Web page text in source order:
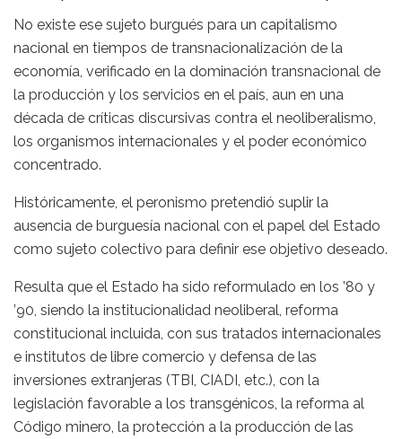
No existe ese sujeto burgués para un capitalismo
nacional en tiempos de transnacionalización de la
economía, verificado en la dominación transnacional de
la producción y los servicios en el país, aun en una
década de críticas discursivas contra el neoliberalismo,
los organismos internacionales y el poder económico
concentrado.
Históricamente, el peronismo pretendió suplir la
ausencia de burguesía nacional con el papel del Estado
como sujeto colectivo para definir ese objetivo deseado.
Resulta que el Estado ha sido reformulado en los ’80 y
’90, siendo la institucionalidad neoliberal, reforma
constitucional incluida, con sus tratados internacionales
e institutos de libre comercio y defensa de las
inversiones extranjeras (TBI, CIADI, etc.), con la
legislación favorable a los transgénicos, la reforma al
Código minero, la protección a la producción de las